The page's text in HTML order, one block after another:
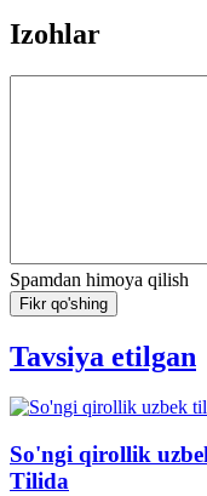
Izohlar
Spamdan himoya qilish
Fikr qo'shing
Tavsiya etilgan
So'ngi qirollik
Tilida